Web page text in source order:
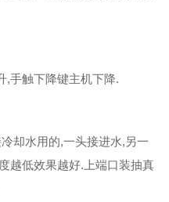
触下降键主机下降.
水用的,一头接进水,另一
越低效果越好.上端口装抽真